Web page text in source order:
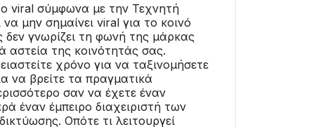
viral σύμφωνα με την Τεχνητή
μην σημαίνει viral για το κοινό
γνωρίζει τη φωνή της μάρκας
αστεία της κοινότητάς σας.
χρόνο για να ταξινομήσετε
να βρείτε τα πραγματικά
σαν να έχετε έναν
έναν έμπειρο διαχειριστή των
Οπότε τι λειτουργεί